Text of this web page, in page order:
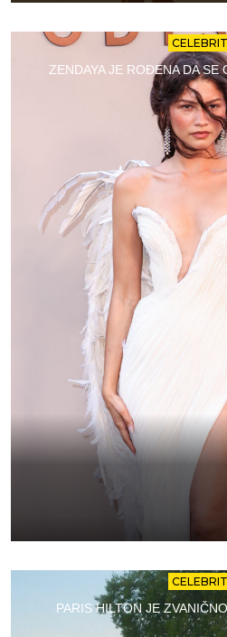
ZENDAYA JE ROĐENA DA SE
PARIS HILTON JE